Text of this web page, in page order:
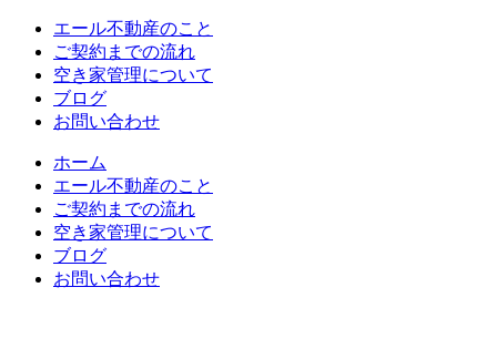
エール不動産のこと
ご契約までの流れ
空き家管理について
ブログ
お問い合わせ
ホーム
エール不動産のこと
ご契約までの流れ
空き家管理について
ブログ
お問い合わせ